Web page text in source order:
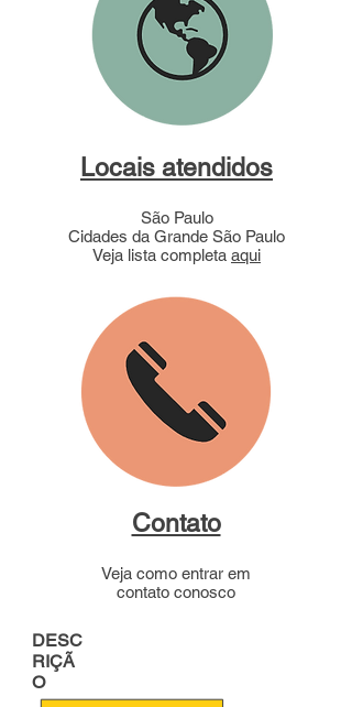
Locais atendidos
São Paulo
Cidades da Grande São Paulo
Veja lista completa aqui
Contato
Veja como entrar em
contato conosco
DESC
RIÇÃ
O